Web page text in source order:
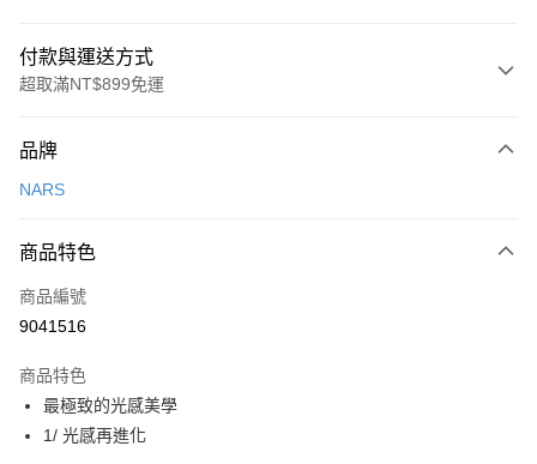
付款與運送方式
超取滿NT$899免運
信用卡一次付款
Apple Pay
街口支付
Google Pay
全盈+PAY
品牌
NARS
商品特色
商品編號
9041516
商品特色
最極致的光感美學
1/ 光感再進化